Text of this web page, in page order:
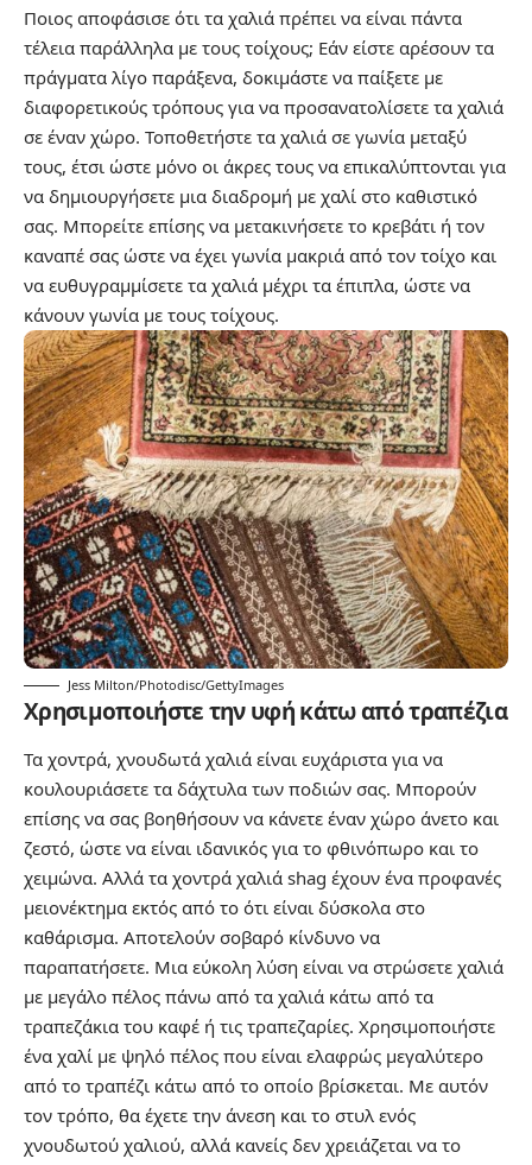
Ποιος αποφάσισε ότι τα χαλιά πρέπει να είναι πάντα
τέλεια παράλληλα με τους τοίχους; Εάν είστε αρέσουν τα
πράγματα λίγο παράξενα, δοκιμάστε να παίξετε με
διαφορετικούς τρόπους για να προσανατολίσετε τα χαλιά
σε έναν χώρο. Τοποθετήστε τα χαλιά σε γωνία μεταξύ
τους, έτσι ώστε μόνο οι άκρες τους να επικαλύπτονται για
να δημιουργήσετε μια διαδρομή με χαλί στο καθιστικό
σας. Μπορείτε επίσης να μετακινήσετε το κρεβάτι ή τον
καναπέ σας ώστε να έχει γωνία μακριά από τον τοίχο και
να ευθυγραμμίσετε τα χαλιά μέχρι τα έπιπλα, ώστε να
κάνουν γωνία με τους τοίχους.
Jess Milton/Photodisc/GettyImages
Χρησιμοποιήστε την υφή κάτω από τραπέζια
Τα χοντρά, χνουδωτά χαλιά είναι ευχάριστα για να
κουλουριάσετε τα δάχτυλα των ποδιών σας. Μπορούν
επίσης να σας βοηθήσουν να κάνετε έναν χώρο άνετο και
ζεστό, ώστε να είναι ιδανικός για το φθινόπωρο και το
χειμώνα. Αλλά τα χοντρά χαλιά shag έχουν ένα προφανές
μειονέκτημα εκτός από το ότι είναι δύσκολα στο
καθάρισμα. Αποτελούν σοβαρό κίνδυνο να
παραπατήσετε. Μια εύκολη λύση είναι να στρώσετε χαλιά
με μεγάλο πέλος πάνω από τα χαλιά κάτω από τα
τραπεζάκια του καφέ ή τις τραπεζαρίες. Χρησιμοποιήστε
ένα χαλί με ψηλό πέλος που είναι ελαφρώς μεγαλύτερο
από το τραπέζι κάτω από το οποίο βρίσκεται. Με αυτόν
τον τρόπο, θα έχετε την άνεση και το στυλ ενός
χνουδωτού χαλιού, αλλά κανείς δεν χρειάζεται να το